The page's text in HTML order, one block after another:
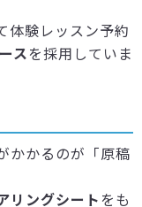
体験レッスン予約
ス を採用していま
かかるのが「原稿
リングシート をも